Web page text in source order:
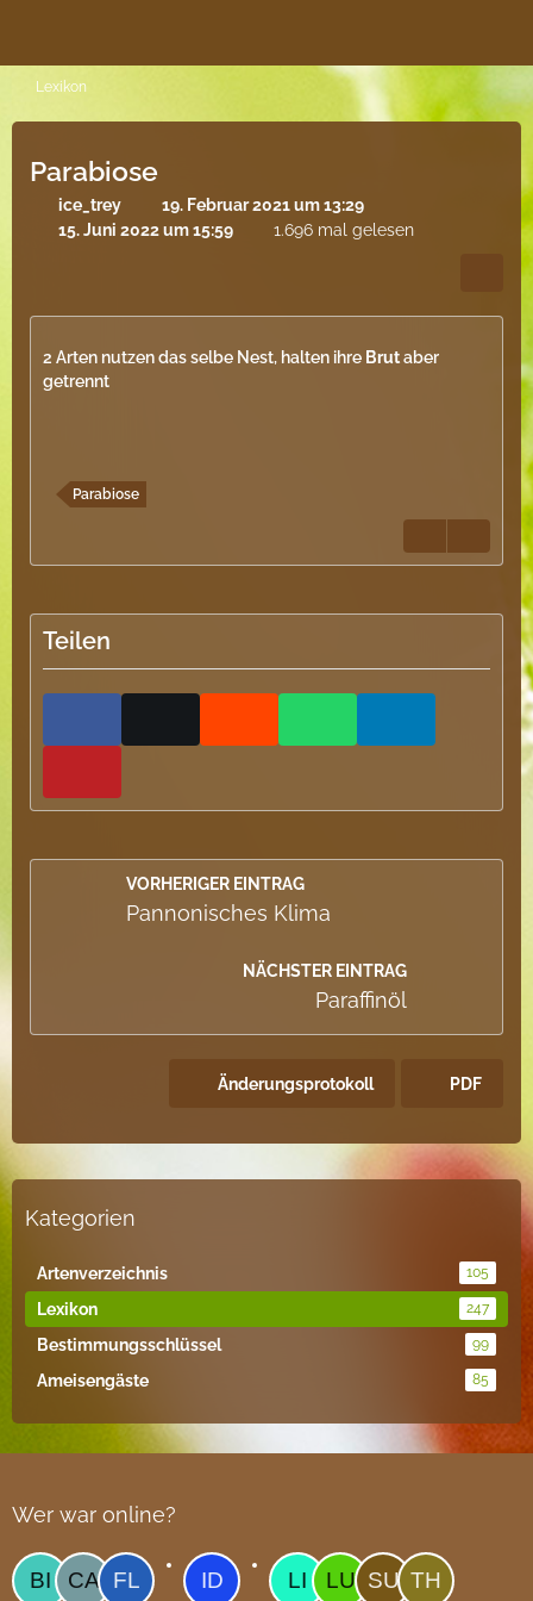
Lexikon
Parabiose
ice_trey
19. Februar 2021 um 13:29
15. Juni 2022 um 15:59
1.696 mal gelesen
2 Arten nutzen das selbe Nest, halten ihre Brutaber
getrennt
Parabiose
Teilen
VORHERIGER EINTRAG
Pannonisches Klima
NÄCHSTER EINTRAG
Paraffinöl
Änderungsprotokoll PDF
Kategorien
Artenverzeichnis 105
Lexikon 247
Bestimmungsschlüssel 99
Ameisengäste 85
Wer war online?